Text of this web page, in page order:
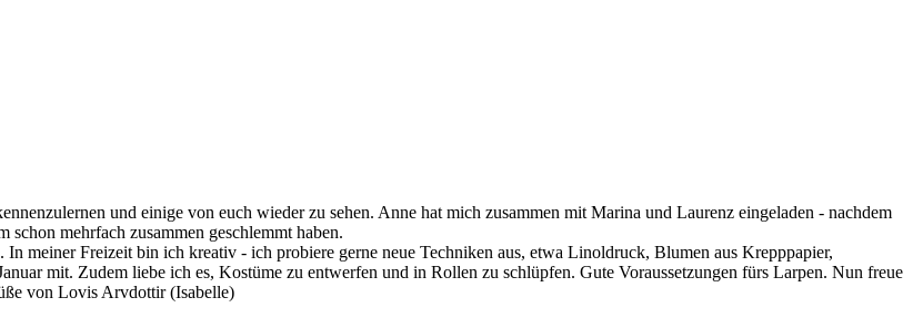
und einige von euch wieder zu sehen. Anne hat mich zusammen mit Marina und Laurenz eingeladen - nachdem
mehrfach zusammen geschlemmt haben.
meiner Freizeit bin ich kreativ - ich probiere gerne neue Techniken aus, etwa Linoldruck, Blumen aus Krepppapier,
mit. Zudem liebe ich es, Kostüme zu entwerfen und in Rollen zu schlüpfen. Gute Voraussetzungen fürs Larpen. Nun freue
von Lovis Arvdottir (Isabelle)